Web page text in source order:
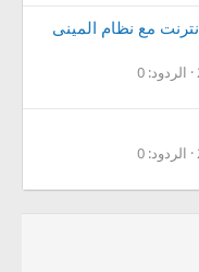
مع نظام المينى
الردود: 0
الردود: 0